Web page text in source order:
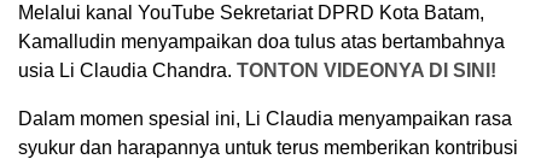
Melalui kanal YouTube Sekretariat DPRD Kota Batam,
Kamalludin menyampaikan doa tulus atas bertambahnya
usia Li Claudia Chandra. TONTON VIDEONYA DI SINI!
Dalam momen spesial ini, Li Claudia menyampaikan rasa
syukur dan harapannya untuk terus memberikan kontribusi